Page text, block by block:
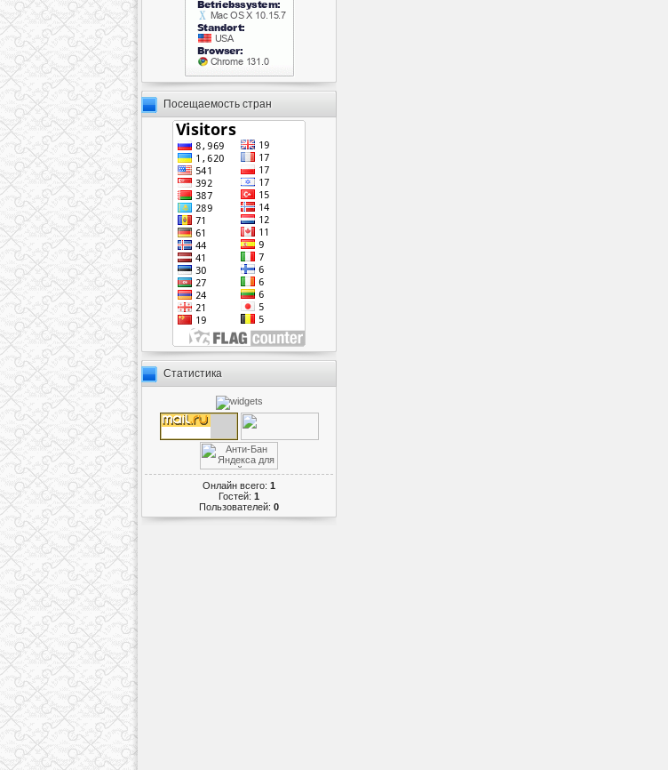
Посещаемость стран
Статистика
Онлайн всего: 1
Гостей: 1
Пользователей: 0